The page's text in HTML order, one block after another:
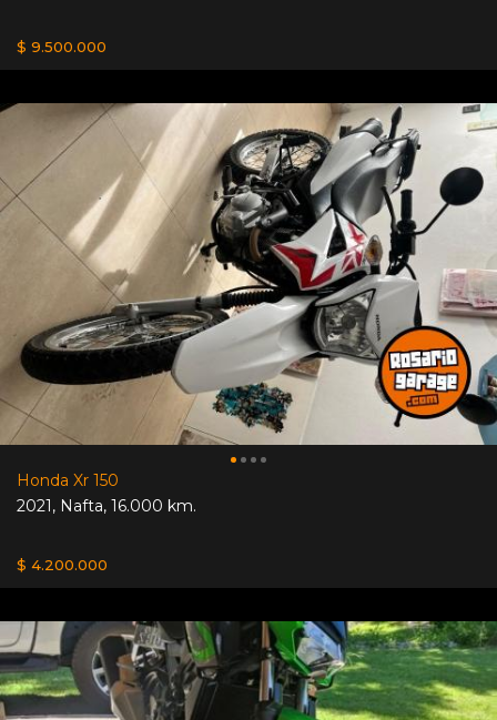
$ 9.500.000
Honda Xr 150
2021, Nafta, 16.000 km.
$ 4.200.000